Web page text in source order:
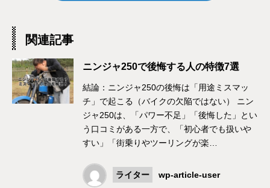
関連記事
ニンジャ250で後悔する人の特徴7選
結論：ニンジャ250の後悔は「用途ミスマッ
チ」で起こる（バイクの欠陥ではない） ニン
ジャ250は、「パワー不足」「後悔した」とい
う口コミがある一方で、「初心者でも扱いや
すい」「街乗りやツーリングが楽…
ライター wp-article-user